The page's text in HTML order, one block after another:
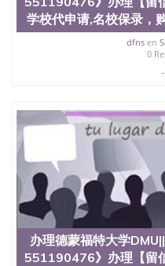
留服真实存档可查，存
（使馆认证），使馆网
真实可查认证办理，存
流程农业科学院、艺术
院、地球及物质科学院
前十名，工学院排名在
约大学为学生们提供本
专业课程包括：会计学
程、经济、医学、护理
学、美术、电子工程、
制、历史、电气工程、
理、材料科学、机械工
学、化学、英语、社会
销、机械工程、计算机
科、金融专业 1、客户
学校代申请,名校保录，
dfnsen
0
办理德蒙福特大学
551190476》办理【留